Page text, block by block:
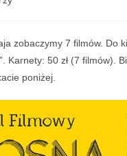
zobaczymy 7 filmów. Do
Karnety: 50 zł (7 filmów).
poniżej.